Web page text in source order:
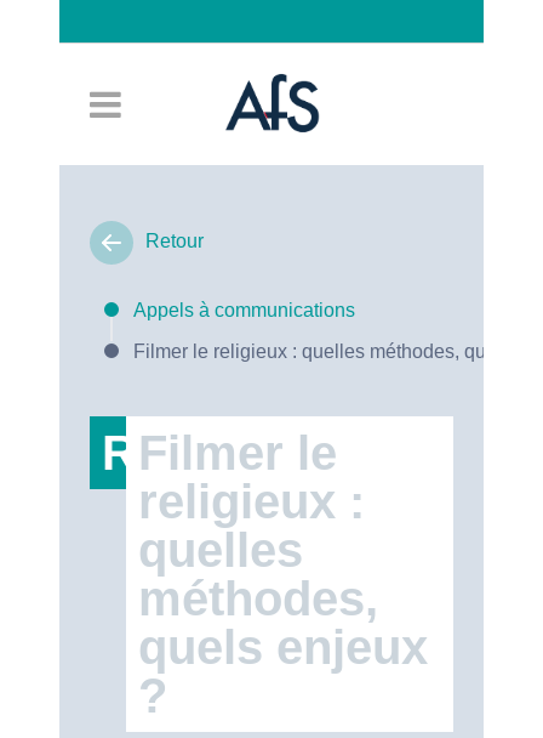
Retour
Appels à communications
Filmer le religieux : quelles méthodes, quels
RT47
Filmer le
religieux :
quelles
méthodes,
quels enjeux
?